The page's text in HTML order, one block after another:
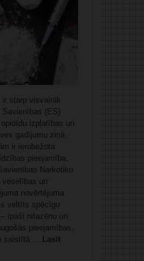
ir starp visvairāk
(ES)
izplatības un
gadījumu ziņā,
ir ierobežota
pieejamība,
Narkotiku
veselības un
novērtējuma
veltīts spēcīgu
īpaši nitazēnu un
pieejamības,
saistītā ...
Lasīt